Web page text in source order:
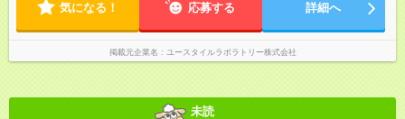
気になる！ 応募する 詳細へ
掲載元企業名 ユースタイルラボラトリー株式会社
未読